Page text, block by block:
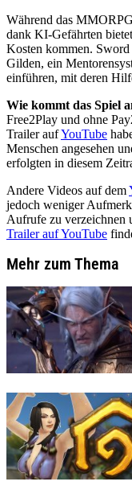
Während das
dank KI-Gefährten
Kosten kommen.
Gilden, ein
einführen, mit deren
Wie kommt das Spiel
Free2Play und ohne
Trailer aufYouTube
Menschen angesehen
erfolgten in diesem
Andere Videos auf dem
jedoch weniger
Aufrufe zu verzeichnen
Trailer auf YouTube
Mehr zum Thema